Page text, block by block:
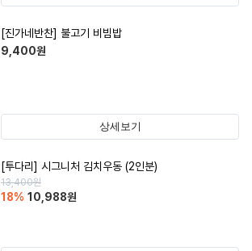
[진가네반찬] 불고기 비빔밥
9,400원
상세보기
[투다리] 시그니처 김치우동 (2인분)
13,400원
18% 10,988원